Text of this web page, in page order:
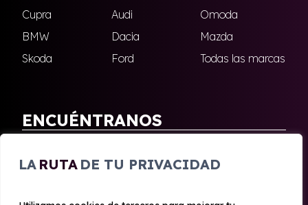
LA RUTA DE TU PRIVACIDAD
Cupra
Audi
Omoda
BMW
Dacia
Mazda
Skoda
Ford Todas las marcas
ENCUÉNTRANOS
Marbella
Nerja